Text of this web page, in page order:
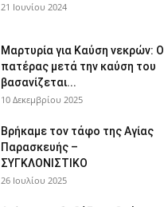
21 Ιουνίου 2024
Μαρτυρία για Καύση νεκρών: Ο
πατέρας μετά την καύση του
βασανίζεται...
10 Δεκεμβρίου 2025
Βρήκαμε τον τάφο της Αγίας
Παρασκευής –
ΣΥΓΚΛΟΝΙΣΤΙΚΟ
26 Ιουλίου 2025